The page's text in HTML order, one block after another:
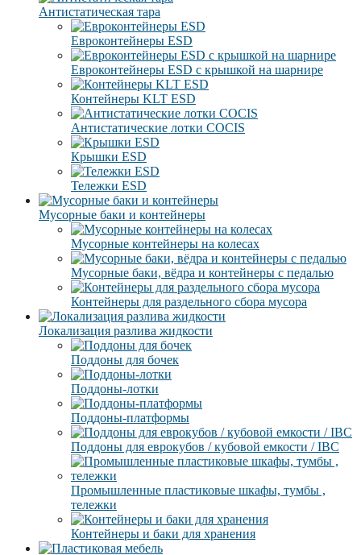
Антистатическая тара
Eвроконтейнеры ЕSD
Евроконтейнеры ESD с крышкой на шарнире
Контейнеры KLT ESD
Антистатические лотки COCIS
Крышки ESD
Тележки ESD
Мусорные баки и контейнеры
Мусорные контейнеры на колесах
Мусорные баки, вёдра и контейнеры с педалью
Контейнеры для раздельного сбора мусора
Локализация разлива жидкости
Поддоны для бочек
Поддоны-лотки
Поддоны-платформы
Поддоны для еврокубов / кубовой емкости / IBC
Промышленные пластиковые шкафы, тумбы ,
тележки
Контейнеры и баки для хранения